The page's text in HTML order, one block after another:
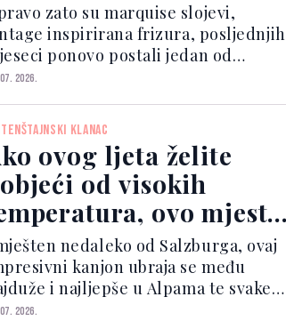
zato su marquise slojevi,
inspirirana frizura, posljednjih
ponovo postali jedan od
trendova na društvenim
shared by Crystal Virgen • Ali...
2026.
KLANAC
ovog ljeta želite
od visokih
ovo mjesto
posjetiti
nedaleko od Salzburga, ovaj
kanjon ubraja se među
i najljepše u Alpama te svake
privlači brojne ljubitelje
2026.